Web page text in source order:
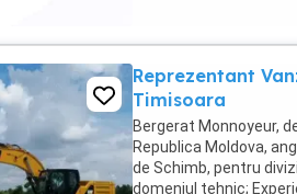
Reprezentant
Timisoara
Bergerat Monnoyeur,
Republica Moldova,
de Schimb, pentru
domeniul tehnic;